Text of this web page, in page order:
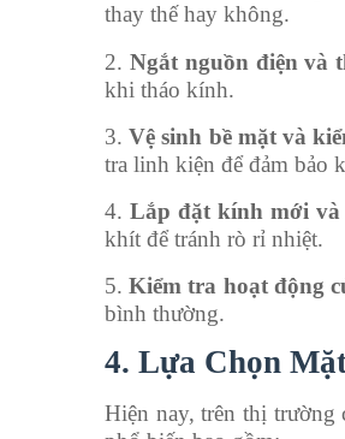
thay thế hay không.
2. Ngắt nguồn điện và
khi tháo kính.
3.Vệ sinh bề mặt và
tra linh kiện để đảm bảo
4. Lắp đặt kính mới và
khít để tránh rò rỉ nhiệt.
5.Kiểm tra hoạt động
bình thường.
4. Lựa Chọn
Hiện nay, trên thị